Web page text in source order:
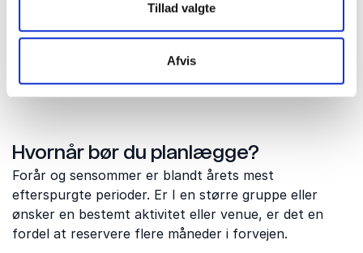
Tillad valgte
Afvis
De fleste virksomheder planlægger mellem to og fire
kombineres aktiviteterne ofte med møder, workshops
eller en fælles middag.
Hvornår bør du planlægge?
Forår og sensommer er blandt årets mest
efterspurgte perioder. Er I en større gruppe eller
ønsker en bestemt aktivitet eller venue, er det en
fordel at reservere flere måneder i forvejen.